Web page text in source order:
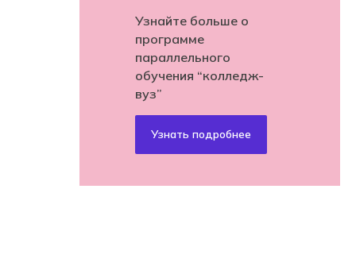
Узнайте больше о
программе
параллельного
обучения “колледж-
вуз”
Узнать подробнее